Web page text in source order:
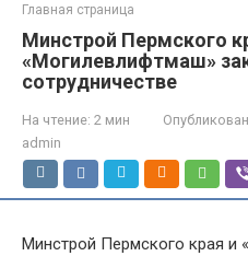
Главная страница
Минстрой Пермского
«Могилевлифтмаш»
сотрудничестве
На чтение: 2 мин
admin
Минстрой Пермского края и